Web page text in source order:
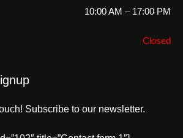
10:00 AM – 17:00 PM
Closed
Subscribe to our newsletter.